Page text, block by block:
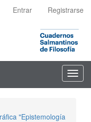
Entrar Registrarse
"Epistemología